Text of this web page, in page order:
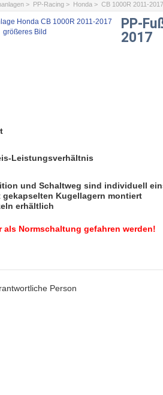
> PP-Racing > Honda >CB 1000R 2011-2017
größeres Bild
PP-
2017
Leistungsverhältnis
und Schaltweg sind individuell
gekapselten Kugellagern montiert
erhältlich
als Normschaltung gefahren werden!
Person